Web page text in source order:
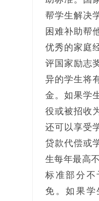
帮学生解决
困难补助帮
优秀的家庭
评国家励志
异的学生将
金。如果学
役或被招收
还可以享受
贷款代偿或
生每年最高
标准部分不
免。如果